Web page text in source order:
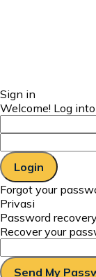
Sign in
Welcome! Log
Forgot your
Privasi
Password
Recover your